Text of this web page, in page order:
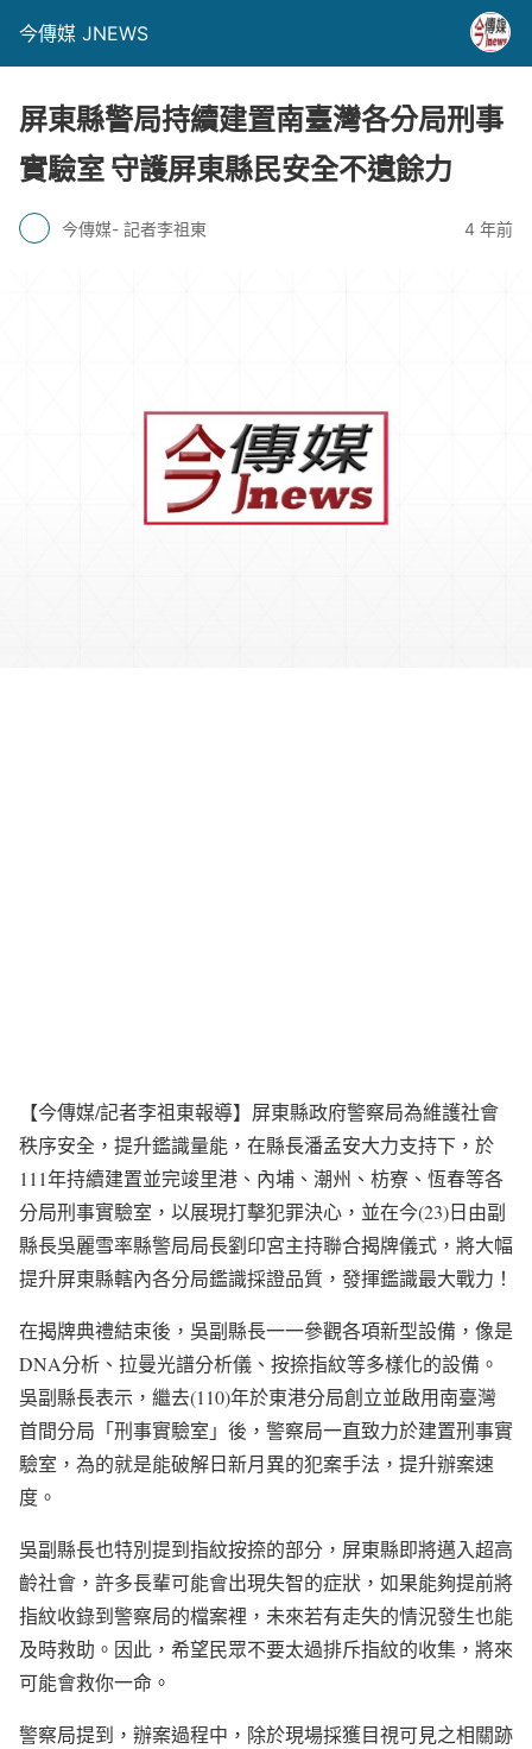
今傳媒 JNEWS
屏東縣警局持續建置南臺灣各分局刑事
實驗室 守護屏東縣民安全不遺餘力
今傳媒- 記者李祖東 4 年前
【今傳媒/記者李祖東報導】屏東縣政府警察局為維護社會
秩序安全，提升鑑識量能，在縣長潘孟安大力支持下，於
111年持續建置並完竣里港、內埔、潮州、枋寮、恆春等各
分局刑事實驗室，以展現打擊犯罪決心，並在今(23)日由副
縣長吳麗雪率縣警局局長劉印宮主持聯合揭牌儀式，將大幅
提升屏東縣轄內各分局鑑識採證品質，發揮鑑識最大戰力！
在揭牌典禮結束後，吳副縣長一一參觀各項新型設備，像是
DNA分析、拉曼光譜分析儀、按捺指紋等多樣化的設備。
吳副縣長表示，繼去(110)年於東港分局創立並啟用南臺灣
首間分局「刑事實驗室」後，警察局一直致力於建置刑事實
驗室，為的就是能破解日新月異的犯案手法，提升辦案速
度。
吳副縣長也特別提到指紋按捺的部分，屏東縣即將邁入超高
齡社會，許多長輩可能會出現失智的症狀，如果能夠提前將
指紋收錄到警察局的檔案裡，未來若有走失的情況發生也能
及時救助。因此，希望民眾不要太過排斥指紋的收集，將來
可能會救你一命。
警察局提到，辦案過程中，除於現場採獲目視可見之相關跡